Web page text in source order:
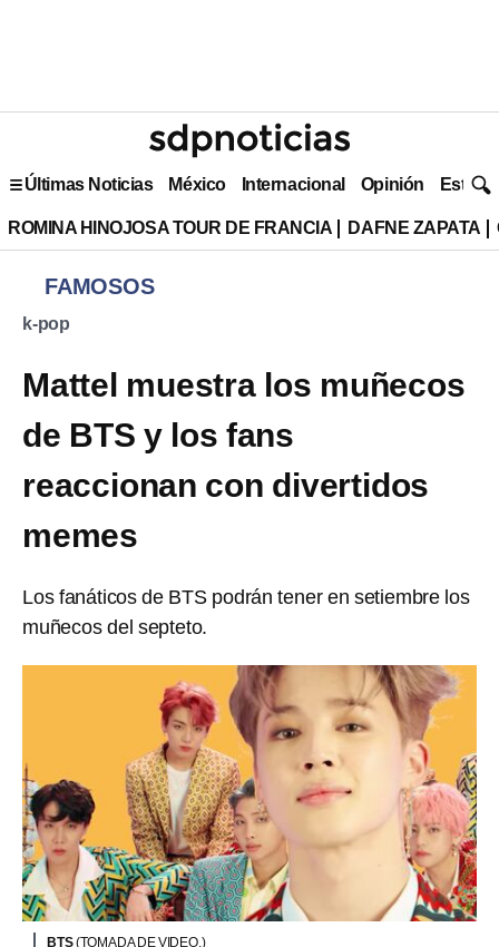
Últimas Noticias México Internacional Opinión Estilo
ROMINA HINOJOSA TOUR DE FRANCIA DAFNE ZAPATA
FAMOSOS
k-pop
Mattel muestra los muñecos
de BTS y los fans
reaccionan con divertidos
memes
Los fanáticos de BTS podrán tener en setiembre los
muñecos del septeto.
BTS(TOMADA DE VIDEO.)